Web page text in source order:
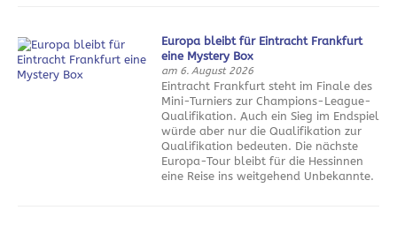
Europa bleibt für Eintracht Frankfurt
eine Mystery Box
am 6. August 2026
Eintracht Frankfurt steht im Finale des
Mini-Turniers zur Champions-League-
Qualifikation. Auch ein Sieg im Endspiel
würde aber nur die Qualifikation zur
Qualifikation bedeuten. Die nächste
Europa-Tour bleibt für die Hessinnen
eine Reise ins weitgehend Unbekannte.